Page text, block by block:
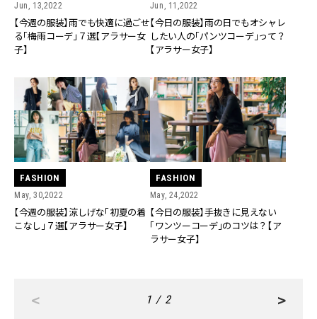
Jun, 13,2022
【今週の服装】雨でも快適に過ごせ
る「梅雨コーデ」７選【アラサー女
子】
Jun, 11,2022
【今日の服装】雨の日でもオシャレ
したい人の「パンツコーデ」って？
【アラサー女子】
FASHION
May, 30,2022
【今週の服装】涼しげな「初夏の着
こなし」７選【アラサー女子】
FASHION
May, 24,2022
【今日の服装】手抜きに見えない
「ワンツーコーデ」のコツは？【ア
ラサー女子】
< 1 / 2 >